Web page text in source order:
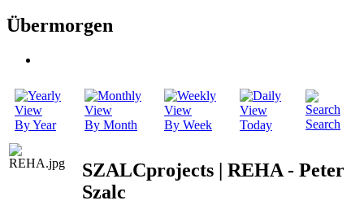
Übermorgen
By Year By Month By Week Today Search
SZALCprojects | REHA - Peter
Szalc